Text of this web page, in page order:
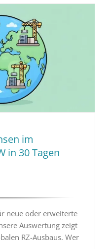
im
in 30 Tagen
neue oder erweiterte
Auswertung zeigt
RZ-Ausbaus. Wer